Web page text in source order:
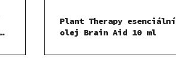
Plant Therapy esenciální
olej Brain Aid 10 ml